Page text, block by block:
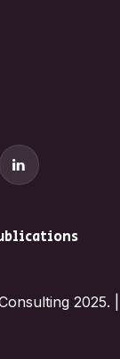
2025. |